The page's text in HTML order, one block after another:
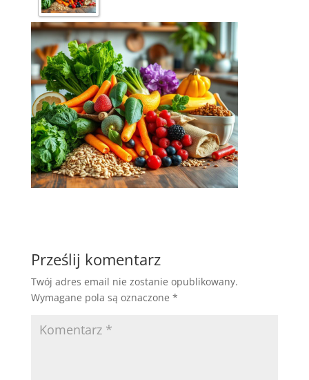
Prześlij komentarz
Twój adres email nie zostanie opublikowany.
Wymagane pola są oznaczone *